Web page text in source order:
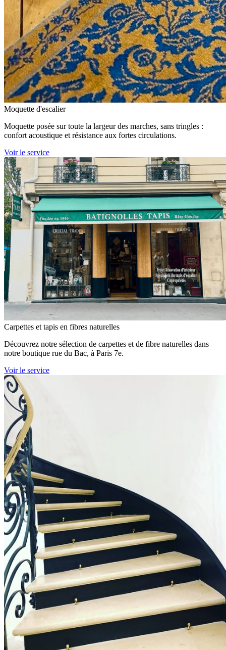
Moquette d'escalier
Moquette posée sur toute la largeur des marches, sans tringles :
confort acoustique et résistance aux fortes circulations.
Voir le service
Carpettes et tapis en fibres naturelles
Découvrez notre sélection de carpettes et de fibre naturelles dans
notre boutique rue du Bac, à Paris 7e.
Voir le service